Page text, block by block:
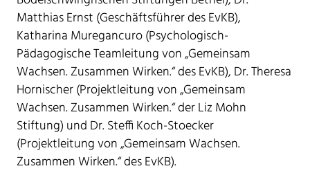
Matthias Ernst (Geschäftsführer des EvKB),
Katharina Muregancuro (Psychologisch-
Pädagogische Teamleitung von „Gemeinsam
Wachsen. Zusammen Wirken.“ des EvKB), Dr. Theresa
Hornischer (Projektleitung von „Gemeinsam
Wachsen. Zusammen Wirken.“ der Liz Mohn
Stiftung) und Dr. Steffi Koch-Stoecker
(Projektleitung von „Gemeinsam Wachsen.
Zusammen Wirken.“ des EvKB).